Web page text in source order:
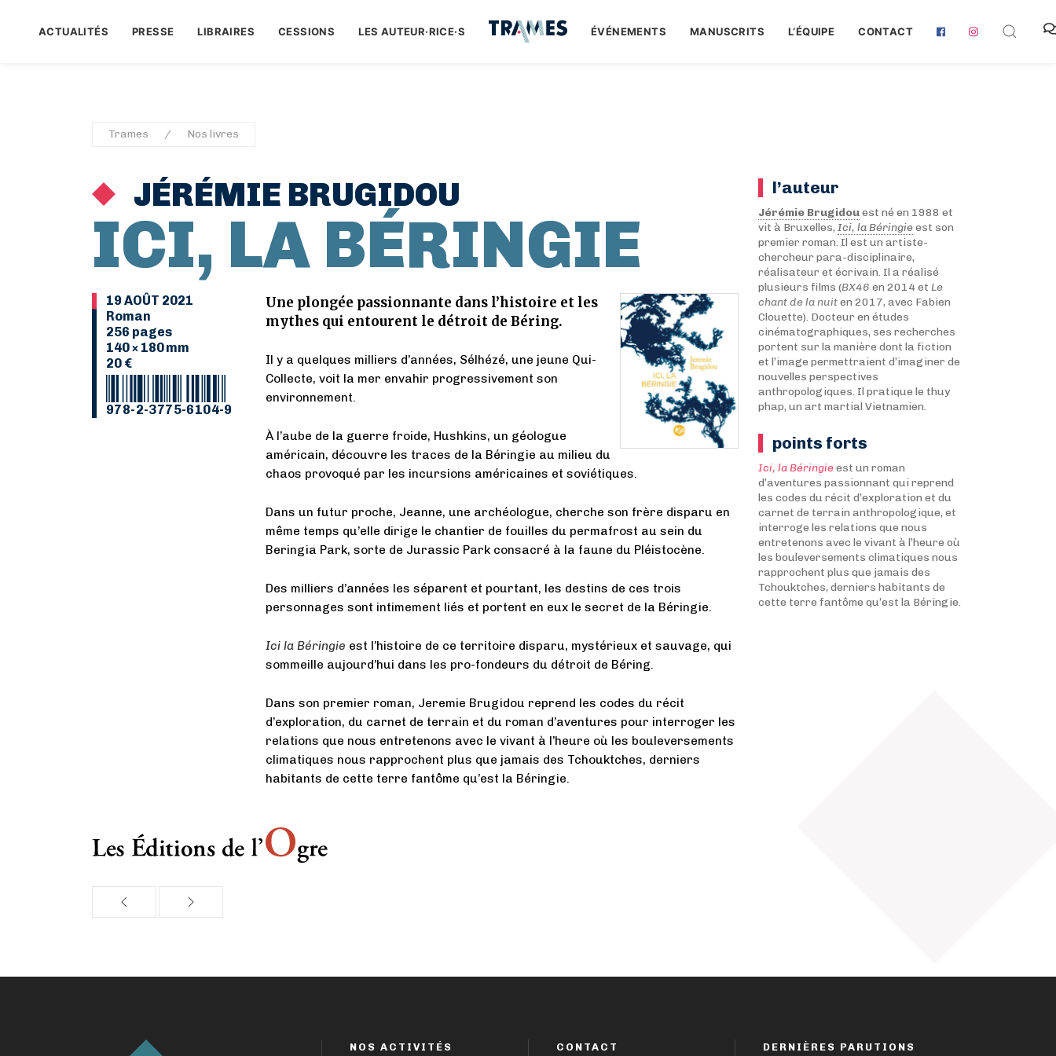
ACTUALITÉS PRESSE LIBRAIRES CESSIONS LES AUTEUR·RICE·S ÉVÉNEMENTS MANUSCRITS L‘ÉQUIPE CONTACT
Trames Nos livres
JÉRÉMIE BRUGIDOU
ICI, LA BÉRINGIE
19 AOÛT 2021
Roman
256 pages
140 × 180 mm
20 €
978-2-3775-6104-9
Une plongée passionnante dans l’histoire et les
mythes qui entourent le détroit de Béring.
Il y a quelques milliers d’années, Sélhézé, une jeune Qui-
Collecte, voit la mer envahir progressivement son
environnement.
À l’aube de la guerre froide, Hushkins, un géologue
américain, découvre les traces de la Béringie au milieu du
chaos provoqué par les incursions américaines et soviétiques.
Dans un futur proche, Jeanne, une archéologue, cherche son frère disparu en
même temps qu’elle dirige le chantier de fouilles du permafrost au sein du
Beringia Park, sorte de Jurassic Park consacré à la faune du Pléistocène.
Des milliers d’années les séparent et pourtant, les destins de ces trois
personnages sont intimement liés et portent en eux le secret de la Béringie.
Ici la Béringie est l’histoire de ce territoire disparu, mystérieux et sauvage, qui
sommeille aujourd’hui dans les pro-fondeurs du détroit de Béring.
Dans son premier roman, Jeremie Brugidou reprend les codes du récit
d’exploration, du carnet de terrain et du roman d’aventures pour interroger les
relations que nous entretenons avec le vivant à l’heure où les bouleversements
climatiques nous rapprochent plus que jamais des Tchouktches, derniers
habitants de cette terre fantôme qu’est la Béringie.
l’auteur
Jérémie Brugidou est né en 1988 et
vit à Bruxelles, Ici, la Béringie est son
premier roman. Il est un artiste-
chercheur para-disciplinaire,
réalisateur et écrivain. Il a réalisé
plusieurs films (BX46 en 2014 et Le
chant de la nuiten 2017, avec Fabien
Clouette). Docteur en études
cinématographiques, ses recherches
portent sur la manière dont la fiction
et l’image permettraient d’imaginer de
nouvelles perspectives
anthropologiques. Il pratique le thuy
phap, un art martial Vietnamien.
points forts
Ici, la Béringieest un roman
d’aventures passionnant qui reprend
les codes du récit d’exploration et du
carnet de terrain anthropologique, et
interroge les relations que nous
entretenons avec le vivant à l’heure où
les bouleversements climatiques nous
rapprochent plus que jamais des
Tchouktches, derniers habitants de
cette terre fantôme qu’est la Béringie.
NOS ACTIVITÉS CONTACT DERNIÈRES PARUTIONS